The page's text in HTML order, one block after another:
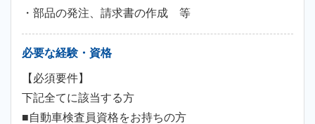
・部品の発注、請求書の作成 等
必要な経験・資格
【必須要件】
下記全てに該当する方
■自動車検査員資格をお持ちの方